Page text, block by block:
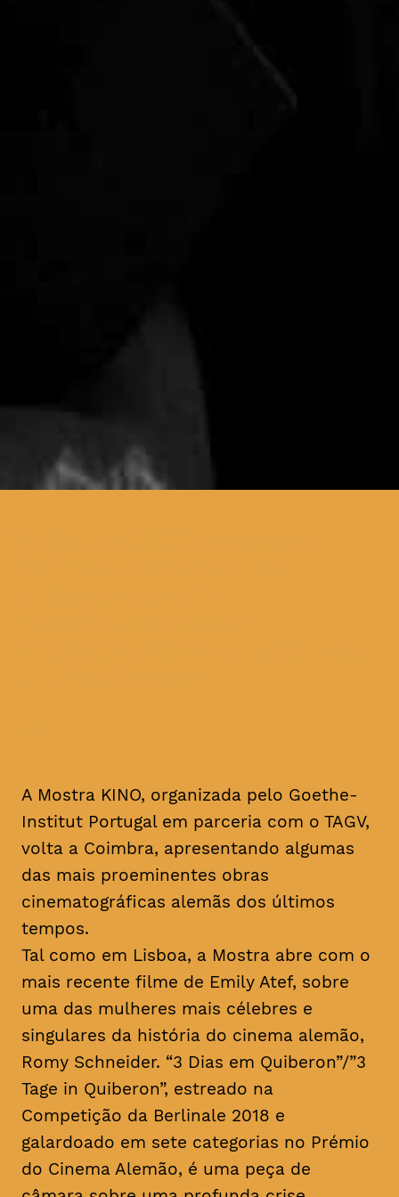
A Mostra KINO, organizada pelo Goethe-
Institut Portugal em parceria com o TAGV,
volta a Coimbra, apresentando algumas
das mais proeminentes obras
cinematográficas alemãs dos últimos
tempos.
Tal como em Lisboa, a Mostra abre com o
mais recente filme de Emily Atef, sobre
uma das mulheres mais célebres e
singulares da história do cinema alemão,
Romy Schneider. “3 Dias em Quiberon”/”3
Tage in Quiberon”, estreado na
Competição da Berlinale 2018 e
galardoado em sete categorias no Prémio
do Cinema Alemão, é uma peça de